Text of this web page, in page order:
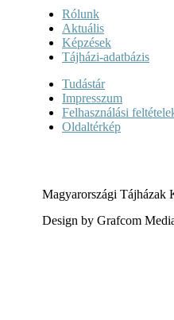
Rólunk
Aktuális
Képzések
Tájházi-adatbázis
Tudástár
Impresszum
Felhasználási
Oldaltérkép
Magyarországi Tájházak
Design by Grafcom